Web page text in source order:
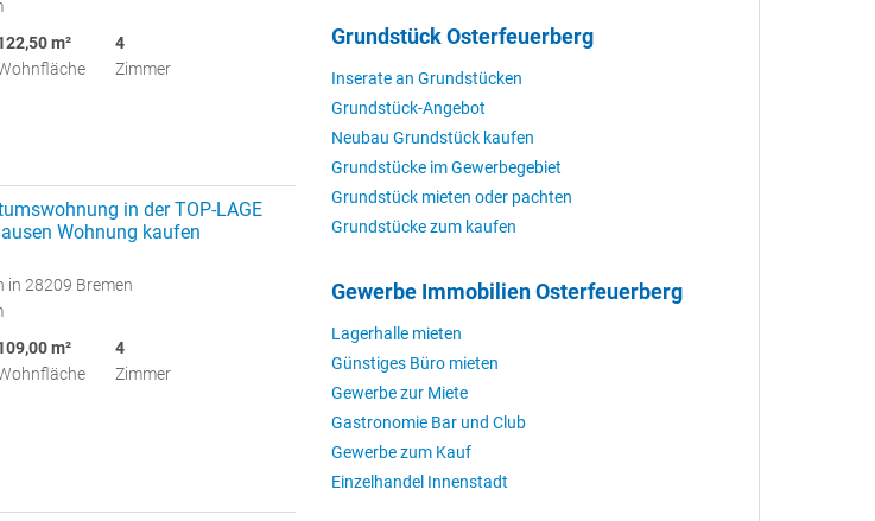
m²
4
Zimmer
in der TOP-LAGE
Wohnung kaufen
in 28209 Bremen
m²
4
Zimmer
Grundstück Osterfeuerberg
Inserate an Grundstücken
Grundstück-Angebot
Neubau Grundstück kaufen
Grundstücke im Gewerbegebiet
Grundstück mieten oder pachten
Grundstücke zum kaufen
Gewerbe Immobilien Osterfeuerberg
Lagerhalle mieten
Günstiges Büro mieten
Gewerbe zur Miete
Gastronomie Bar und Club
Gewerbe zum Kauf
Einzelhandel Innenstadt